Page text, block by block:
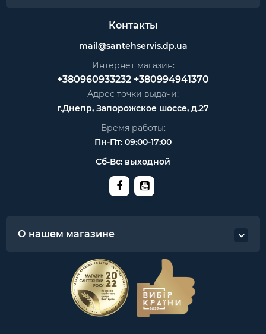
Контакты
mail@santehservis.dp.ua
Интернет магазин:
+380960933232 +380994941370
Адрес точки выдачи:
г.Днепр, Запорожское шоссе, д.27
Время работы:
Пн-Пт: 09:00-17:00
Сб-Вс: выходной
О нашем магазине